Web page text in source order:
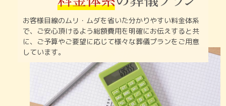
お客様目線のムリ・ムダを省いた分かりやすい料金体系
で、
ご安心頂けるよう総額費用を明確にお伝えすると共
に、
ご予算やご要望に応じて様々な葬儀プランをご用意
しています。